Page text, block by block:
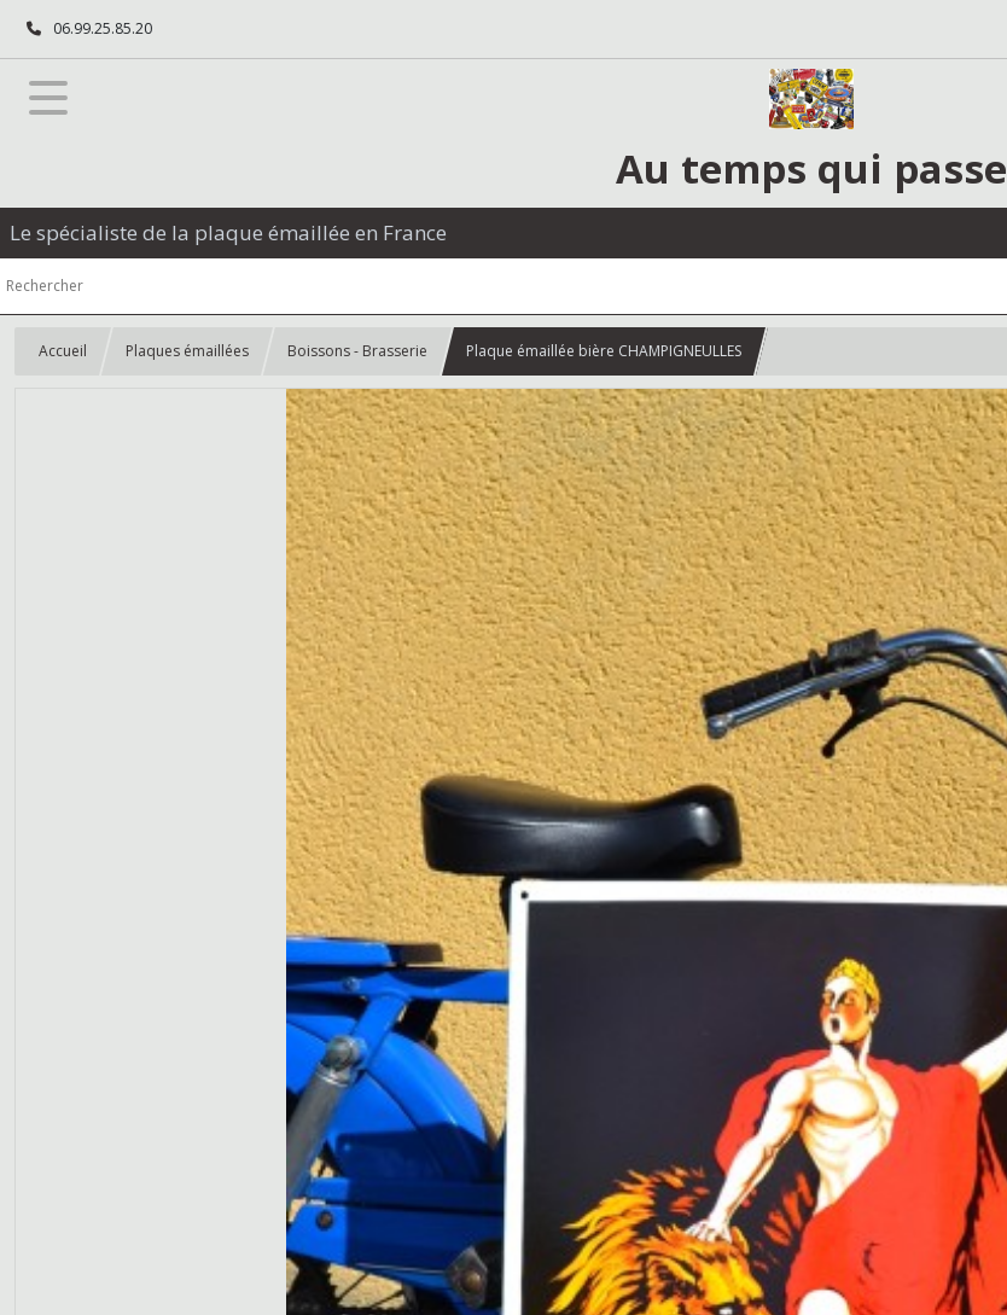
06.99.25.85.20
Au temps qui passe
Le spécialiste de la plaque émaillée en France
Accueil Plaques émaillées Boissons - Brasserie Plaque émaillée bière CHAMPIGNEULLES